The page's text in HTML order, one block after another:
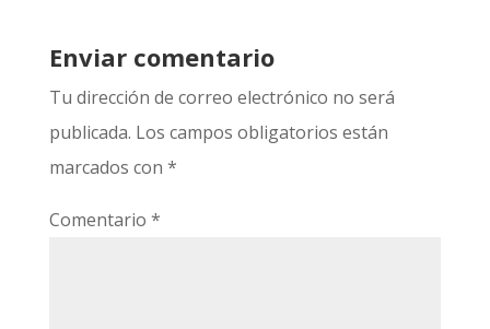
Enviar comentario
Tu dirección de correo electrónico no será
publicada. Los campos obligatorios están
marcados con *
Comentario *